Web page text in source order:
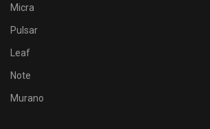
Micra
Pulsar
Leaf
Note
Murano